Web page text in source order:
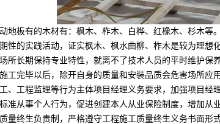
板有的木材有：枫木、柞木、白桦、红橡木、杉木等
性的实践活动，证实枫木、枫水曲柳、柞木是较为理
所长期保持专业特性，就离不了技术人员的平时维护
工完毕以后，除开自身的质量和安裝品质会危害场所
、工程监理等行为主体项目经理义务要求，加强项目
准从事个人行为，促进创建本人从业保险制度，增加
量终生负责制，严格遵守工程施工质量终生义务书面